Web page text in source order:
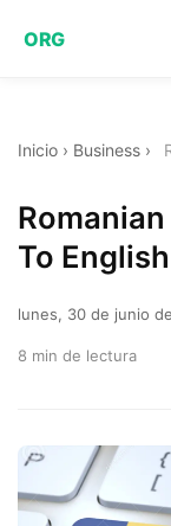
ORG
Inicio › Business ›
To English
lunes, 30 de junio
8 min de lectura